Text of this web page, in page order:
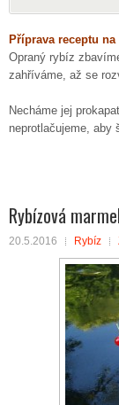
Příprava receptu
Opraný rybíz
zahříváme, až se
Necháme jej
neprotlačujeme,
Rybízová
20.5.2016 Rybíz